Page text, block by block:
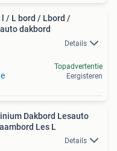
l / L bord / Lbord /
dakbord
Details
Topadvertentie
Eergisteren
Dakbord Lesauto
Les L
Details